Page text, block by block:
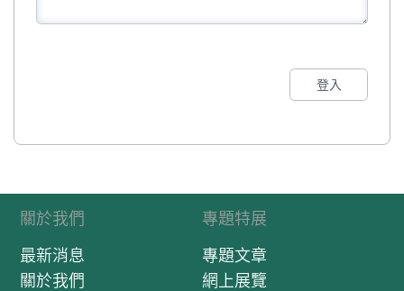
登入
關於我們
最新消息
關於我們
專題特展
專題文章
網上展覽